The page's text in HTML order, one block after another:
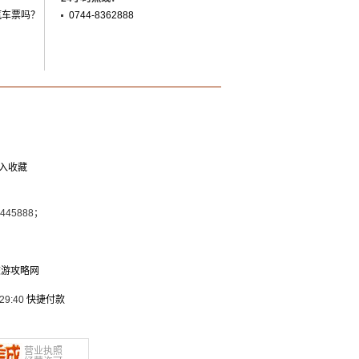
票吗？
0744-8362888
收藏
；
攻略网
快捷付款
营业执照